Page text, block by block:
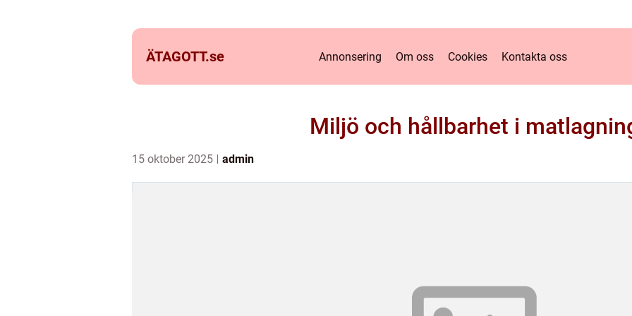
ÄTAGOTT.se Annonsering Om oss Cookies Kontakta oss
Miljö och hållbarhet i
15 oktober 2025 admin